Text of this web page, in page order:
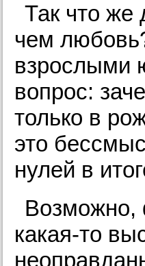
Так что же
чем
взрослыми
вопрос:
только в
это
нулей в
Возможно,
какая-то